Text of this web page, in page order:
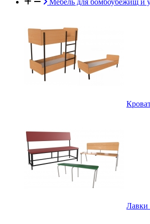
Мебель для бомбоубежищ и
Лавки